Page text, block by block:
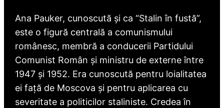
Ana Pauker, cunoscută și ca “Stalin în fustă”,
este o figură centrală a comunismului
românesc, membră a conducerii Partidului
Comunist Român și ministru de externe între
1947 și 1952. Era cunoscută pentru loialitatea
ei față de Moscova și pentru aplicarea cu
severitate a politicilor staliniste. Credea în